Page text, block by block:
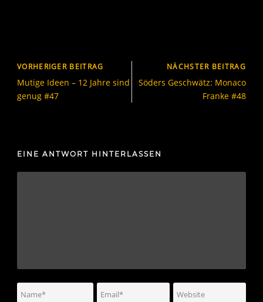
VORHERIGER BEITRAG
Mutige Ideen – 12 Jahre sind
genug #47
NÄCHSTER BEITRAG
Söders Geschwätz: Monaco
Franke #48
EINE ANTWORT HINTERLASSEN